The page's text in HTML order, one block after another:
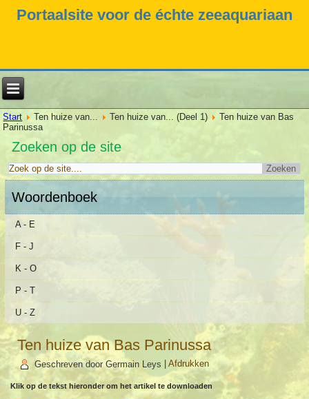
Portaalsite voor de échte zeeaquariaan
Start Ten huize van... Ten huize van... (Deel 1)
Ten huize van Bas
Parinussa
Zoeken op de site
Woordenboek
A - E
F - J
K - O
P - T
U - Z
Ten huize van Bas Parinussa
Geschreven door Germain Leys |Afdrukken
Klik op de tekst hieronder om het artikel te downloaden